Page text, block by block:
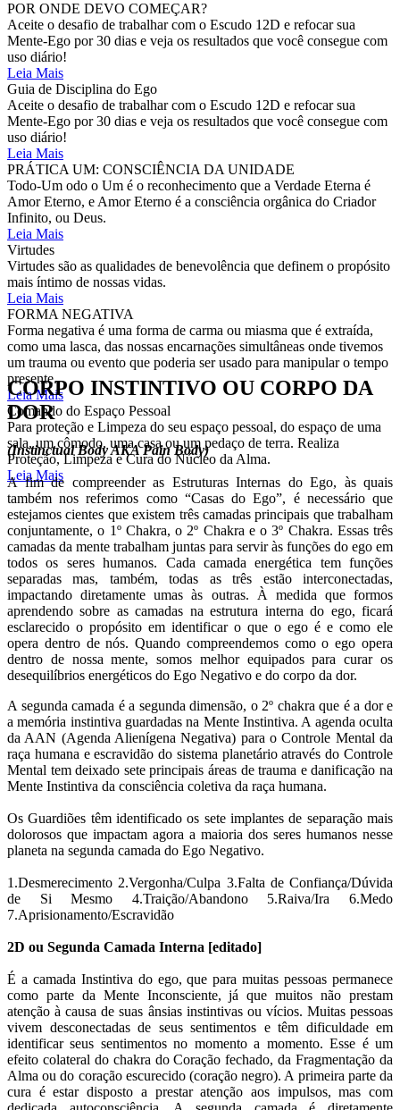
POR ONDE DEVO COMEÇAR?
Aceite o desafio de trabalhar com o Escudo 12D e refocar sua
Mente-Ego por 30 dias e veja os resultados que você consegue com
uso diário!
Leia Mais
Guia de Disciplina do Ego
Aceite o desafio de trabalhar com o Escudo 12D e refocar sua
Mente-Ego por 30 dias e veja os resultados que você consegue com
uso diário!
Leia Mais
PRÁTICA UM: CONSCIÊNCIA DA UNIDADE
Todo-Um odo o Um é o reconhecimento que a Verdade Eterna é
Amor Eterno, e Amor Eterno é a consciência orgânica do Criador
Infinito, ou Deus.
Leia Mais
Virtudes
Virtudes são as qualidades de benevolência que definem o propósito
mais íntimo de nossas vidas.
Leia Mais
FORMA NEGATIVA
Forma negativa é uma forma de carma ou miasma que é extraída,
como uma lasca, das nossas encarnações simultâneas onde tivemos
um trauma ou evento que poderia ser usado para manipular o tempo
presente.
Leia Mais
Comando do Espaço Pessoal
Para proteção e Limpeza do seu espaço pessoal, do espaço de uma
sala, um cômodo, uma casa ou um pedaço de terra. Realiza
Proteção, Limpeza e Cura do Núcleo da Alma.
Leia Mais
CORPO INSTINTIVO OU CORPO DA
DOR
(Instinctual Body AKA Pain Body)
A fim de compreender as Estruturas Internas do Ego, às quais
também nos referimos como “Casas do Ego”, é necessário que
estejamos cientes que existem três camadas principais que trabalham
conjuntamente, o 1º Chakra, o 2º Chakra e o 3º Chakra. Essas três
camadas da mente trabalham juntas para servir às funções do ego em
todos os seres humanos. Cada camada energética tem funções
separadas mas, também, todas as três estão interconectadas,
impactando diretamente umas às outras. À medida que formos
aprendendo sobre as camadas na estrutura interna do ego, ficará
esclarecido o propósito em identificar o que o ego é e como ele
opera dentro de nós. Quando compreendemos como o ego opera
dentro de nossa mente, somos melhor equipados para curar os
desequilíbrios energéticos do Ego Negativo e do corpo da dor.
A segunda camada é a segunda dimensão, o 2º chakra que é a dor e
a memória instintiva guardadas na Mente Instintiva. A agenda oculta
da AAN (Agenda Alienígena Negativa) para o Controle Mental da
raça humana e escravidão do sistema planetário através do Controle
Mental tem deixado sete principais áreas de trauma e danificação na
Mente Instintiva da consciência coletiva da raça humana.
Os Guardiões têm identificado os sete implantes de separação mais
dolorosos que impactam agora a maioria dos seres humanos nesse
planeta na segunda camada do Ego Negativo.
1.Desmerecimento 2.Vergonha/Culpa 3.Falta de Confiança/Dúvida
de Si Mesmo 4.Traição/Abandono 5.Raiva/Ira 6.Medo
7.Aprisionamento/Escravidão
2D ou Segunda Camada Interna [editado]
É a camada Instintiva do ego, que para muitas pessoas permanece
como parte da Mente Inconsciente, já que muitos não prestam
atenção à causa de suas ânsias instintivas ou vícios. Muitas pessoas
vivem desconectadas de seus sentimentos e têm dificuldade em
identificar seus sentimentos no momento a momento. Esse é um
efeito colateral do chakra do Coração fechado, da Fragmentação da
Alma ou do coração escurecido (coração negro). A primeira parte da
cura é estar disposto a prestar atenção aos impulsos, mas com